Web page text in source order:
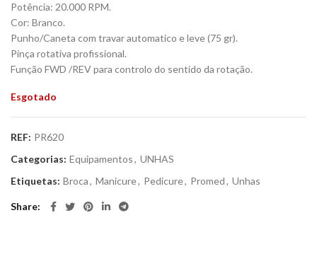
Potência: 20.000 RPM.
Cor: Branco.
Punho/Caneta com travar automatico e leve (75 gr).
Pinça rotativa profissional.
Função FWD /REV para controlo do sentido da rotação.
Esgotado
REF: PR620
Categorias: Equipamentos, UNHAS
Etiquetas: Broca, Manicure, Pedicure, Promed, Unhas
Share